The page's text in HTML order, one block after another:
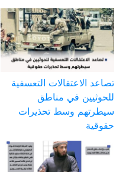
تصاعد الاعتقالات التعسفية
للحوثيين في مناطق
سيطرتهم وسط تحذيرات
حقوقية